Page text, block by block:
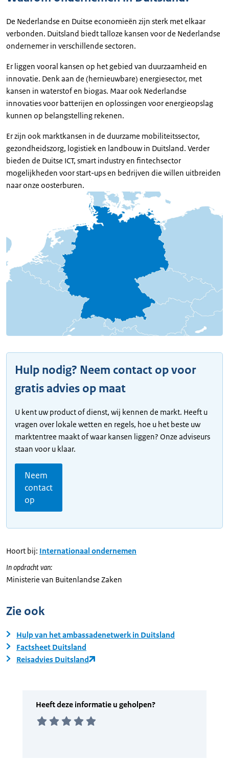
De Nederlandse en Duitse economieën zijn sterk met elkaar
verbonden. Duitsland biedt talloze kansen voor de Nederlandse
ondernemer in verschillende sectoren.
Er liggen vooral kansen op het gebied van duurzaamheid en
innovatie. Denk aan de (hernieuwbare) energiesector, met
kansen in waterstof en biogas. Maar ook Nederlandse
innovaties voor batterijen en oplossingen voor energieopslag
kunnen op belangstelling rekenen.
Er zijn ook marktkansen in de duurzame mobiliteitssector,
gezondheidszorg, logistiek en landbouw in Duitsland. Verder
bieden de Duitse ICT, smart industry en fintechsector
mogelijkheden voor start-ups en bedrijven die willen uitbreiden
naar onze oosterburen.
Hulp nodig? Neem contact op voor
gratis advies op maat
U kent uw product of dienst, wij kennen de markt. Heeft u
vragen over lokale wetten en regels, hoe u het beste uw
marktentree maakt of waar kansen liggen? Onze adviseurs
staan voor u klaar.
Neem
contact
op
Hoort bij: Internationaal ondernemen
In opdracht van:
Ministerie van Buitenlandse Zaken
Zie ook
Hulp van het ambassadenetwerk in Duitsland
Factsheet Duitsland
Reisadvies Duitsland